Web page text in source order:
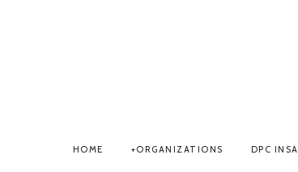
HOME ORGANIZATIONS DPC INSA